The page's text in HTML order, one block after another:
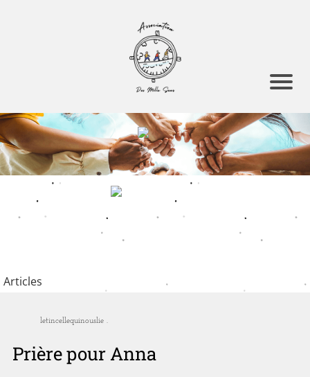
Articles
letincellequinouslie .
Prière pour Anna